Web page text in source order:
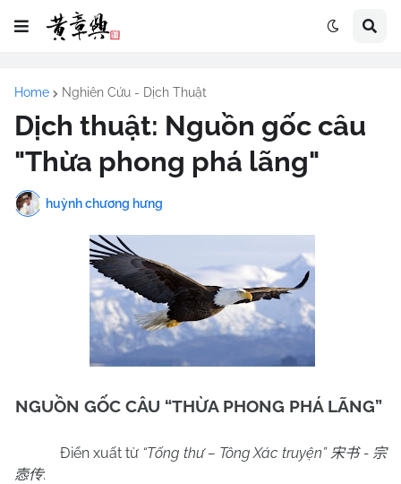
Home Nghiên Cứu - Dịch Thuật
Dịch thuật: Nguồn gốc câu
"Thừa phong phá lãng"
huỳnh chương hưng
NGUỒN GỐC CÂU “THỪA PHONG PHÁ LÃNG”
Điển xuất từ “Tống thư – Tông Xác truyện” 宋书- 宗
悫传: